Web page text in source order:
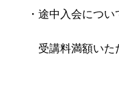
・途中入会につ
受講料満額いた